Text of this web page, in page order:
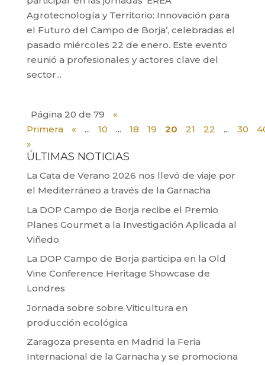
Agrotecnología y Territorio: Innovación para
el Futuro del Campo de Borja’, celebradas el
pasado miércoles 22 de enero. Este evento
reunió a profesionales y actores clave del
sector...
Página 20 de 79
«
Primera
« ... 10 ... 18 19 20 21 22 ... 30
»
ÚLTIMAS NOTICIAS
La Cata de Verano 2026 nos llevó de viaje por
el Mediterráneo a través de la Garnacha
La DOP Campo de Borja recibe el Premio
Planes Gourmet a la Investigación Aplicada al
Viñedo
La DOP Campo de Borja participa en la Old
Vine Conference Heritage Showcase de
Londres
Jornada sobre sobre Viticultura en
producción ecológica
Zaragoza presenta en Madrid la Feria
Internacional de la Garnacha y se promociona